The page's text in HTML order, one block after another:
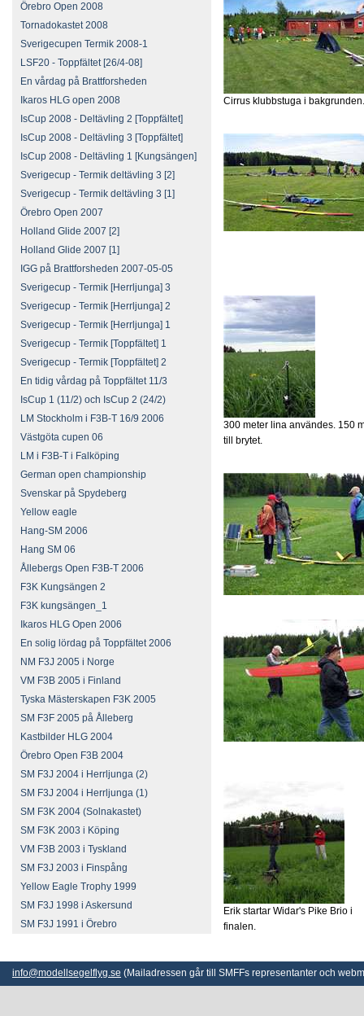
Örebro Open 2008
Tornadokastet 2008
Sverigecupen Termik 2008-1
LSF20 - Toppfältet [26/4-08]
En vårdag på Brattforsheden
Ikaros HLG open 2008
IsCup 2008 - Deltävling 2 [Toppfältet]
IsCup 2008 - Deltävling 3 [Toppfältet]
IsCup 2008 - Deltävling 1 [Kungsängen]
Sverigecup - Termik deltävling 3 [2]
Sverigecup - Termik deltävling 3 [1]
Örebro Open 2007
Holland Glide 2007 [2]
Holland Glide 2007 [1]
IGG på Brattforsheden 2007-05-05
Sverigecup - Termik [Herrljunga] 3
Sverigecup - Termik [Herrljunga] 2
Sverigecup - Termik [Herrljunga] 1
Sverigecup - Termik [Toppfältet] 1
Sverigecup - Termik [Toppfältet] 2
En tidig vårdag på Toppfältet 11/3
IsCup 1 (11/2) och IsCup 2 (24/2)
LM Stockholm i F3B-T 16/9 2006
Västgöta cupen 06
LM i F3B-T i Falköping
German open championship
Svenskar på Spydeberg
Yellow eagle
Hang-SM 2006
Hang SM 06
Ållebergs Open F3B-T 2006
F3K Kungsängen 2
F3K kungsängen_1
Ikaros HLG Open 2006
En solig lördag på Toppfältet 2006
NM F3J 2005 i Norge
VM F3B 2005 i Finland
Tyska Mästerskapen F3K 2005
SM F3F 2005 på Ålleberg
Kastbilder HLG 2004
Örebro Open F3B 2004
SM F3J 2004 i Herrljunga (2)
SM F3J 2004 i Herrljunga (1)
SM F3K 2004 (Solnakastet)
SM F3K 2003 i Köping
VM F3B 2003 i Tyskland
SM F3J 2003 i Finspång
Yellow Eagle Trophy 1999
SM F3J 1998 i Askersund
SM F3J 1991 i Örebro
Cirrus klubbstuga i bakgrunden.
300 meter lina användes. 150
till brytet.
Erik startar Widar's Pike Brio i
finalen.
info@modellsegelflyg.se (Mailadressen går till SMFFs representanter och